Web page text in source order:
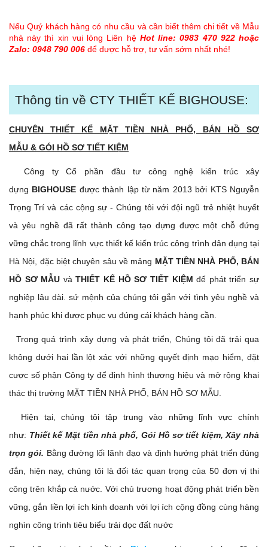
Nếu Quý khách hàng có nhu cầu và cần biết thêm chi tiết về Mẫu
nhà này thì xin vui lòng Liên hệ Hot line: 0983 470 922 hoặc
Zalo: 0948 790 006 để được hỗ trợ, tư vấn sớm nhất nhé!
Thông tin về CTY THIẾT KẾ BIGHOUSE:
CHUYÊN THIẾT KẾ MẶT TIỀN NHÀ PHỐ, BÁN HỒ SƠ
MẪU & GÓI HỒ SƠ TIẾT KIỆM
Công ty Cổ phần đầu tư công nghệ kiến trúc xây
dựng BIGHOUSE được thành lập từ năm 2013 bởi KTS Nguyễn
Trọng Trí và các cộng sự - Chúng tôi với đội ngũ trẻ nhiệt huyết
và yêu nghề đã rất thành công tạo dựng được một chỗ đứng
vững chắc trong lĩnh vực thiết kế kiến trúc công trình dân dụng tại
Hà Nội, đặc biệt chuyên sâu về mảng MẶT TIỀN NHÀ PHỐ, BÁN
HỒ SƠ MẪU vàTHIẾT KẾ HỒ SƠ TIẾT KIỆM để phát triển sự
nghiệp lâu dài. sứ mệnh của chúng tôi gắn với tình yêu nghề và
hạnh phúc khi được phục vụ đúng cái khách hàng cần.
Trong quá trình xây dựng và phát triển, Chúng tôi đã trải qua
không dưới hai lần lột xác với những quyết định mạo hiểm, đặt
cược số phận Công ty để định hình thương hiệu và mở rộng khai
thác thị trường MẶT TIỀN NHÀ PHỐ, BÁN HỒ SƠ MẪU.
Hiện tại, chúng tôi tập trung vào những lĩnh vực chính
như: Thiết kế Mặt tiền nhà phố, Gói Hồ sơ tiết kiệm, Xây nhà
trọn gói. Bằng đường lối lãnh đạo và định hướng phát triển đúng
đắn, hiện nay, chúng tôi là đối tác quan trọng của 50 đơn vị thi
công trên khắp cả nước. Với chủ trương hoạt động phát triển bền
vững, gắn liền lợi ích kinh doanh với lợi ích cộng đồng cùng hàng
nghìn công trình tiêu biểu trải dọc đất nước